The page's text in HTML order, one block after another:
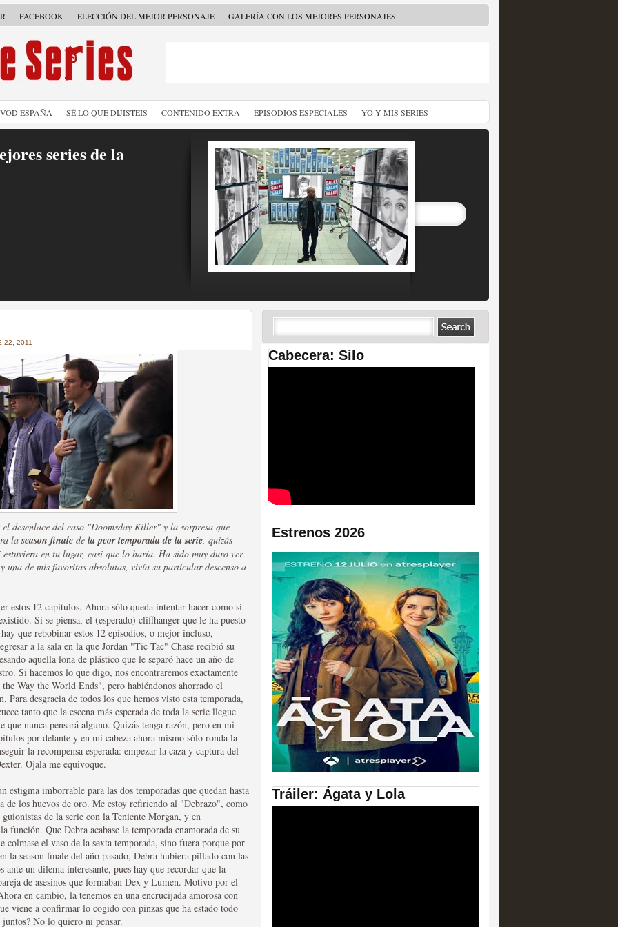
FACEBOOK ELECCIÓN DEL MEJOR PERSONAJE GALERÍA CON LOS MEJORES PERSONAJES
ESPAÑA SÉ LO QUE DIJISTEIS CONTENIDO EXTRA EPISODIOS ESPECIALES YO Y MIS SERIES
series de la
temporadas de Game
mejores tráilers
de la ficción
las plataformas SVOD
al año se superará
22, 2011
desenlace del caso "Doomsday Killer" y la sorpresa que
laseason finale de la peor temporada de la serie, quizás
estuviera en tu lugar, casi que lo haría. Ha sido muy duro ver
una de mis favoritas absolutas, vivía su particular descenso a
estos 12 capítulos. Ahora sólo queda intentar hacer como si
Si se piensa, el (esperado) cliffhanger que le ha puesto
que rebobinar estos 12 episodios, o mejor incluso,
a la sala en la que Jordan "Tic Tac" Chase recibió su
aquella lona de plástico que le separó hace un año de
Si hacemos lo que digo, nos encontraremos exactamente
Way the World Ends", pero habiéndonos ahorrado el
desgracia de todos los que hemos visto esta temporada,
tanto que la escena más esperada de toda la serie llegue
nunca pensará alguno. Quizás tenga razón, pero en mi
por delante y en mi cabeza ahora mismo sólo ronda la
la recompensa esperada: empezar la caza y captura del
Ojala me equivoque.
estigma imborrable para las dos temporadas que quedan hasta
los huevos de oro. Me estoy refiriendo al "Debrazo", como
de la serie con la Teniente Morgan, y en
función. Que Debra acabase la temporada enamorada de su
colmase el vaso de la sexta temporada, sino fuera porque por
la season finale del año pasado, Debra hubiera pillado con las
ante un dilema interesante, pues hay que recordar que la
de asesinos que formaban Dex y Lumen. Motivo por el
en cambio, la tenemos en una encrucijada amorosa con
viene a confirmar lo cogido con pinzas que ha estado todo
No lo quiero ni pensar.
Cabecera: Silo
Estrenos 2026
Tráiler: Ágata y Lola